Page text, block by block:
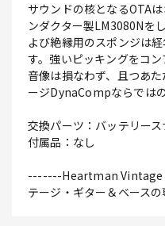
サウンドの核となるOTA
ンダクター製LM3080Nを
よび絶縁用のスポンジは
す。強いピッキングをコ
音像は損なわず、且つあ
ージDynaCompならでは
交換パーツ：バッテリー
付属品：なし
-------Heartman Vintage
テージ・ギター＆ベース